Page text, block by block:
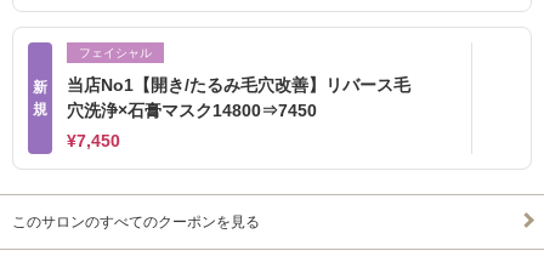
新
規
フェイシャル
当店No1【開き/たるみ毛穴改善】リバース毛
穴洗浄×石膏マスク14800⇒7450
¥7,450
このサロンのすべてのクーポンを見る